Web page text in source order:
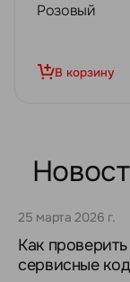
Розовый
В корзину
25 марта 2026 г.
Как
сервисные